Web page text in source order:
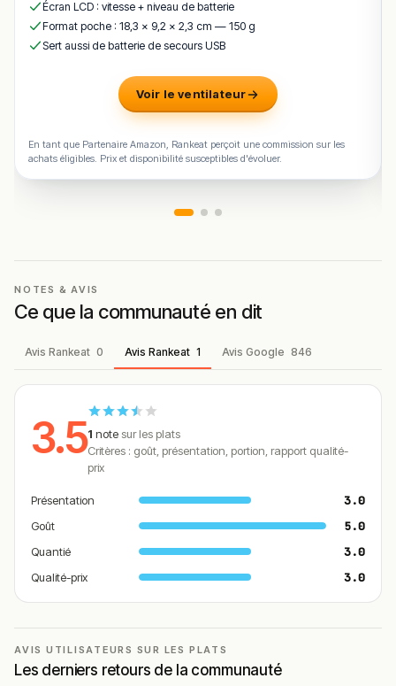
brunch copieux ou un repas simple préparé avec des
ingrédients frais et locaux.
Sa localisation dans le quartier de Bonnevoie, son décor
brunch dominical, un déjeuner entre amis ou un
afterwork autour d’un verre.
Malgré quelques avis mitigés sur la rapidité du service
ou la gestion des réservations, Bouneweger Stuff reste
uneexpérience locale authentique où l’on peut savourer
Cette description peut contenir des erreurs, n'hésitez pas à
nous aider en vous rendant sur :Améliorer la fiche de cet
Écran LCD : vitesse + niveau de batterie
Format poche : 18,3 × 9,2 × 2,3 cm — 150 g
Sert aussi de batterie de secours USB
Voir le ventilateur
En tant que Partenaire Amazon, Rankeat perçoit une commission sur les
achats éligibles. Prix et disponibilité susceptibles d'évoluer.
NOTES & AVIS
Ce que la communauté en dit
Avis Rankeat 0 Avis Rankeat 1 Avis Google 846
3.51 notesur les plats
Critères : goût, présentation, portion, rapport qualité-
prix
Présentation 3.0
Goût 5.0
Quantié 3.0
Qualité-prix 3.0
AVIS UTILISATEURS SUR LES PLATS
Les derniers retours de la communauté